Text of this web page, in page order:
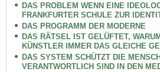
DAS PROBLEM WENN EINE
FRANKFURTER SCHULE ZUR
DAS PROGRAMM DER MODERNE
DAS RÄTSEL IST GELÜFTET,
KÜNSTLER IMMER DAS GLEICHE
DAS SYSTEM SCHÜTZT DIE
VERANTWORTLICH SIND IN DEN